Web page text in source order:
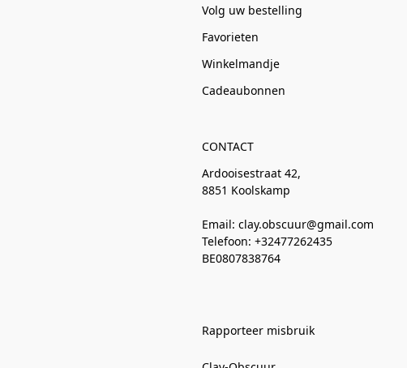
Volg uw bestelling
Favorieten
Winkelmandje
Cadeaubonnen
CONTACT
Ardooisestraat 42,
8851 Koolskamp
Email: clay.obscuur@gmail.com
Telefoon: +32477262435
BE0807838764
Rapporteer misbruik